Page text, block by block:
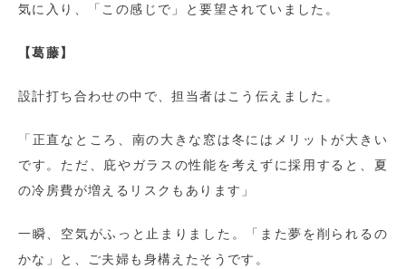
気に入り、「この感じで」と要望されていました。
【葛藤】
設計打ち合わせの中で、担当者はこう伝えました。
「正直なところ、南の大きな窓は冬にはメリットが大きい
です。ただ、庇やガラスの性能を考えずに採用すると、夏
の冷房費が増えるリスクもあります」
一瞬、空気がふっと止まりました。「また夢を削られるの
かな」と、ご夫婦も身構えたそうです。